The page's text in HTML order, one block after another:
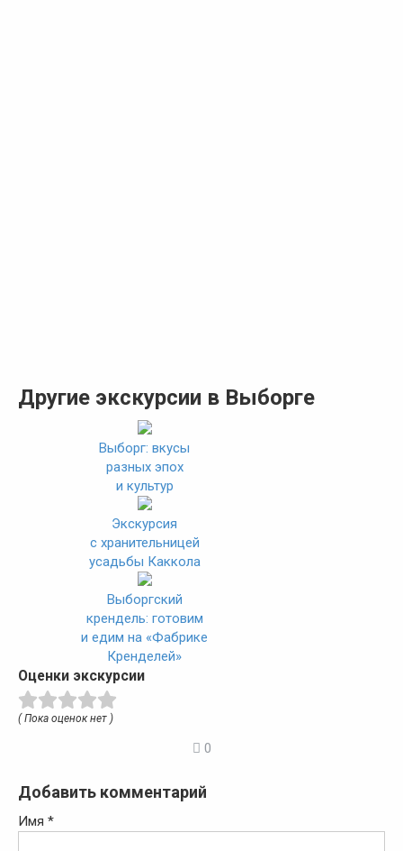
Другие экскурсии в Выборге
Выборг: вкусы
разных эпох
и культур
Экскурсия
с хранительницей
усадьбы Каккола
Выборгский
крендель: готовим
и едим на «Фабрике
Кренделей»
Оценки экскурсии
( Пока оценок нет )
0
Добавить комментарий
Имя *